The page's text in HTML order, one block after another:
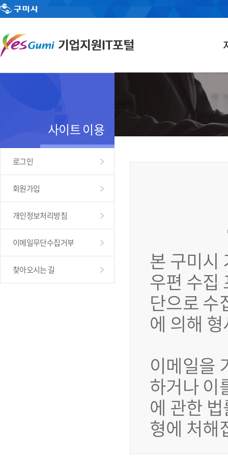
사이트 이용
로그인
회원가입
개인정보처리방침
이메일무단수집거부
찾아오시는 길 본 구미시
우편 수집
단으로 수
에 의해
이메일을
하거나 이
에 관한
형에 처해